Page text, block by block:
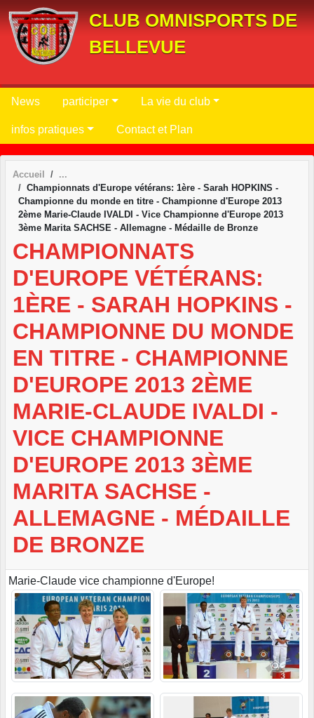
CLUB OMNISPORTS DE
BELLEVUE
News participer La vie du club
infos pratiques Contact et Plan
Accueil
Championnats d'Europe vétérans: 1ère - Sarah HOPKINS -
Championne du monde en titre - Championne d'Europe 2013
2ème Marie-Claude IVALDI - Vice Championne d'Europe 2013
3ème Marita SACHSE - Allemagne - Médaille de Bronze
CHAMPIONNATS
D'EUROPE VÉTÉRANS:
1ÈRE - SARAH HOPKINS -
CHAMPIONNE DU MONDE
EN TITRE - CHAMPIONNE
D'EUROPE 2013 2ÈME
MARIE-CLAUDE IVALDI -
VICE CHAMPIONNE
D'EUROPE 2013 3ÈME
MARITA SACHSE -
ALLEMAGNE - MÉDAILLE
DE BRONZE
Marie-Claude vice championne d'Europe!
Panneau de gestion des cookies